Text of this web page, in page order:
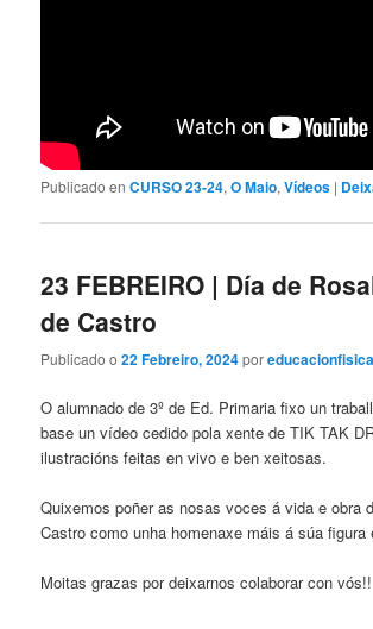
Publicado en CURSO 23-24,O Maio,Vídeos |
23 FEBREIRO | Día de
de Castro
Publicado o22 Febreiro, 2024poreducacionfisica
O alumnado de 3º de Ed. Primaria fixo un
base un vídeo cedido pola xente de TIK TAK
ilustracións feitas en vivo e ben xeitosas.
Quixemos poñer as nosas voces á vida e obra
Castro como unha homenaxe máis á súa figura
Moitas grazas por deixarnos colaborar con vós!!